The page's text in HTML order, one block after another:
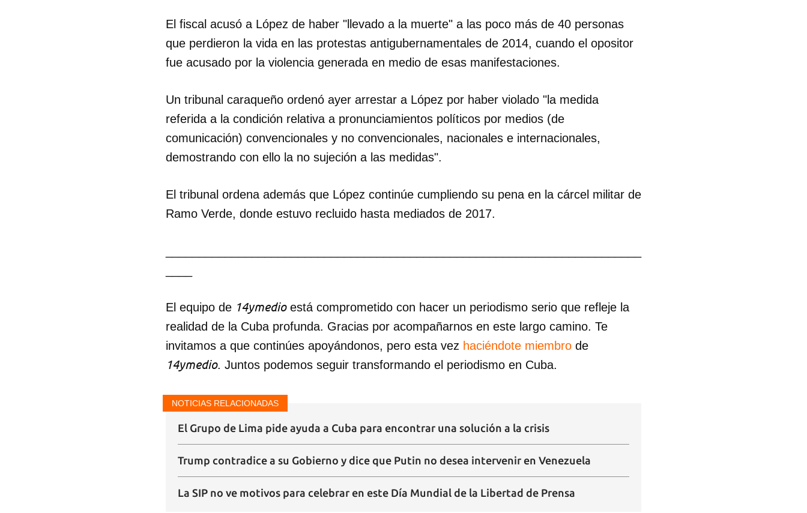
El fiscal acusó a López de haber "llevado a la muerte" a las poco más de 40 personas
que perdieron la vida en las protestas antigubernamentales de 2014, cuando el opositor
fue acusado por la violencia generada en medio de esas manifestaciones.
Un tribunal caraqueño ordenó ayer arrestar a López por haber violado "la medida
referida a la condición relativa a pronunciamientos políticos por medios (de
comunicación) convencionales y no convencionales, nacionales e internacionales,
demostrando con ello la no sujeción a las medidas".
El tribunal ordena además que López continúe cumpliendo su pena en la cárcel militar de
Ramo Verde, donde estuvo recluido hasta mediados de 2017.
El equipo de 14ymedioestá comprometido con hacer un periodismo serio que refleje la
realidad de la Cuba profunda. Gracias por acompañarnos en este largo camino. Te
invitamos a que continúes apoyándonos, pero esta vez haciéndote miembro de
14ymedio. Juntos podemos seguir transformando el periodismo en Cuba.
NOTICIAS RELACIONADAS
El Grupo de Lima pide ayuda a Cuba para encontrar una solución a la crisis
Trump contradice a su Gobierno y dice que Putin no desea intervenir en Venezuela
La SIP no ve motivos para celebrar en este Día Mundial de la Libertad de Prensa